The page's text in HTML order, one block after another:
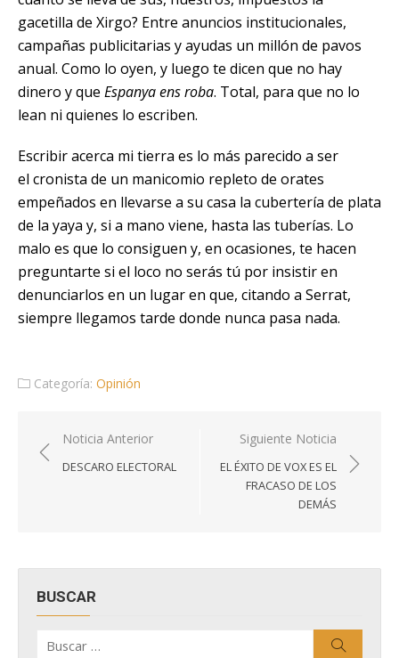
gacetilla de Xirgo? Entre anuncios institucionales,
campañas publicitarias y ayudas un millón de pavos
anual. Como lo oyen, y luego te dicen que no hay
dinero y que Espanya ensroba. Total, para que no lo
lean ni quienes lo escriben.
Escribir acerca mi tierra es lo más parecido a ser
el cronista de un manicomio repleto de orates
empeñados en llevarse a su casa la cubertería de plata
de la yaya y, si a mano viene, hasta las tuberías. Lo
malo es que lo consiguen y, en ocasiones, te hacen
preguntarte si el loco no serás tú por insistir en
denunciarlos en un lugar en que, citando a Serrat,
siempre llegamos tarde donde nunca pasa nada.
Categoría: Opinión
Navegación
de
Noticia Anterior
DESCARO ELECTORAL
Siguiente Noticia
EL ÉXITO DE VOX ES EL
FRACASO DE LOS
DEMÁS
BUSCAR
por: